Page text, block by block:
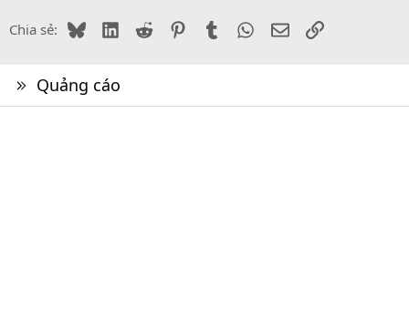
Chia sẻ: BlueskyLinkedIn
Reddit PinterestTumblr WhatsApp
EmailLink
Quảng cáo